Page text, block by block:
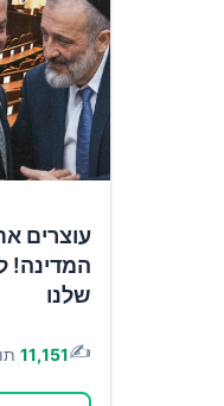
עוצרים
המדינה!
שלנו
✍️
11,151